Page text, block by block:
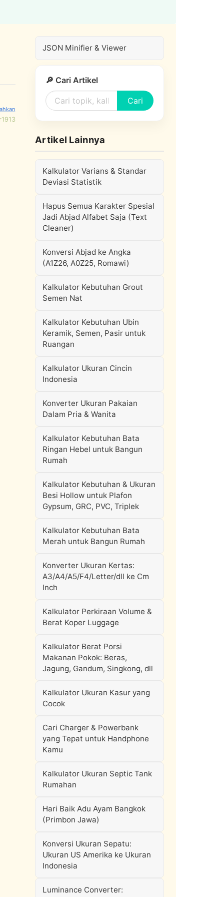
JSON Minifier & Viewer
🔎 Cari Artikel
Cari
Artikel Lainnya
Kalkulator Varians & Standar
Deviasi Statistik
Hapus Semua Karakter Spesial
Jadi Abjad Alfabet Saja (Text
Cleaner)
Konversi Abjad ke Angka
(A1Z26, A0Z25, Romawi)
Kalkulator Kebutuhan Grout
Semen Nat
Kalkulator Kebutuhan Ubin
Keramik, Semen, Pasir untuk
Ruangan
Kalkulator Ukuran Cincin
Indonesia
Konverter Ukuran Pakaian
Dalam Pria & Wanita
Kalkulator Kebutuhan Bata
Ringan Hebel untuk Bangun
Rumah
Kalkulator Kebutuhan & Ukuran
Besi Hollow untuk Plafon
Gypsum, GRC, PVC, Triplek
Kalkulator Kebutuhan Bata
Merah untuk Bangun Rumah
Konverter Ukuran Kertas:
A3/A4/A5/F4/Letter/dll ke Cm
Inch
Kalkulator Perkiraan Volume &
Berat Koper Luggage
Kalkulator Berat Porsi
Makanan Pokok: Beras,
Jagung, Gandum, Singkong, dll
Kalkulator Ukuran Kasur yang
Cocok
Cari Charger & Powerbank
yang Tepat untuk Handphone
Kamu
Kalkulator Ukuran Septic Tank
Rumahan
Hari Baik Adu Ayam Bangkok
(Primbon Jawa)
Konversi Ukuran Sepatu:
Ukuran US Amerika ke Ukuran
Indonesia
Luminance Converter: